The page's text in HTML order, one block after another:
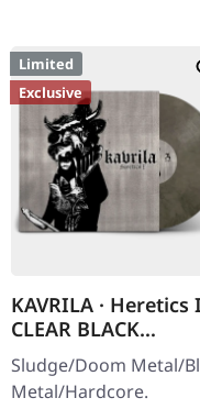
Limited
Exclusive
KAVRILA · Heretics
CLEAR BLACK
MARBLED LP
Sludge/Doom Metal/
Metal/Hardcore.